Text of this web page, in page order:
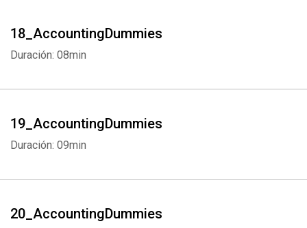
18_AccountingDummies
Duración: 08min
19_AccountingDummies
Duración: 09min
20_AccountingDummies